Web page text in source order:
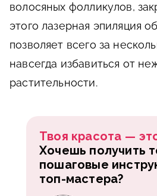
волосяных фолликулов,
этого лазерная эпиляция
позволяет всего за
навсегда избавиться от
растительности.
Твоя красота —
Хочешь получить
пошаговые
топ-мастера?